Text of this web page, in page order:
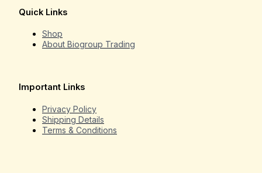
Quick Links
Shop
About Biogroup Trading
Important Links
Privacy Policy
Shipping Details
Terms & Conditions